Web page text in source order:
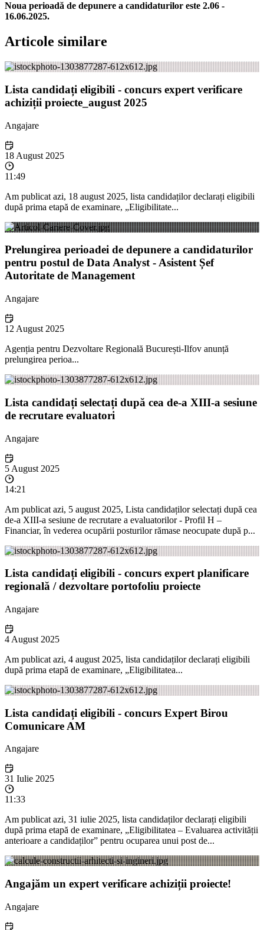
Noua perioadă de depunere a candidaturilor este 2.06 -
16.06.2025.
Articole similare
Lista candidați eligibili - concurs expert verificare
achiziții proiecte_august 2025
Angajare
18 August 2025
11:49
Am publicat azi, 18 august 2025, lista candidaților declarați eligibili
după prima etapă de examinare, „Eligibilitate...
Prelungirea perioadei de depunere a candidaturilor
pentru postul de Data Analyst - Asistent Șef
Autoritate de Management
Angajare
12 August 2025
Agenția pentru Dezvoltare Regională București-Ilfov anunță
prelungirea perioa...
Lista candidați selectați după cea de-a XIII-a sesiune
de recrutare evaluatori
Angajare
5 August 2025
14:21
Am publicat azi, 5 august 2025, Lista candidaților selectați după cea
de-a XIII-a sesiune de recrutare a evaluatorilor - Profil H –
Financiar, în vederea ocupării posturilor rămase neocupate după p...
Lista candidați eligibili - concurs expert planificare
regională / dezvoltare portofoliu proiecte
Angajare
4 August 2025
Am publicat azi, 4 august 2025, lista candidaților declarați eligibili
după prima etapă de examinare, „Eligibilitatea...
Lista candidați eligibili - concurs Expert Birou
Comunicare AM
Angajare
31 Iulie 2025
11:33
Am publicat azi, 31 iulie 2025, lista candidaților declarați eligibili
după prima etapă de examinare, „Eligibilitatea – Evaluarea activității
anterioare a candidaților” pentru ocuparea unui post de...
Angajăm un expert verificare achiziții proiecte!
Angajare